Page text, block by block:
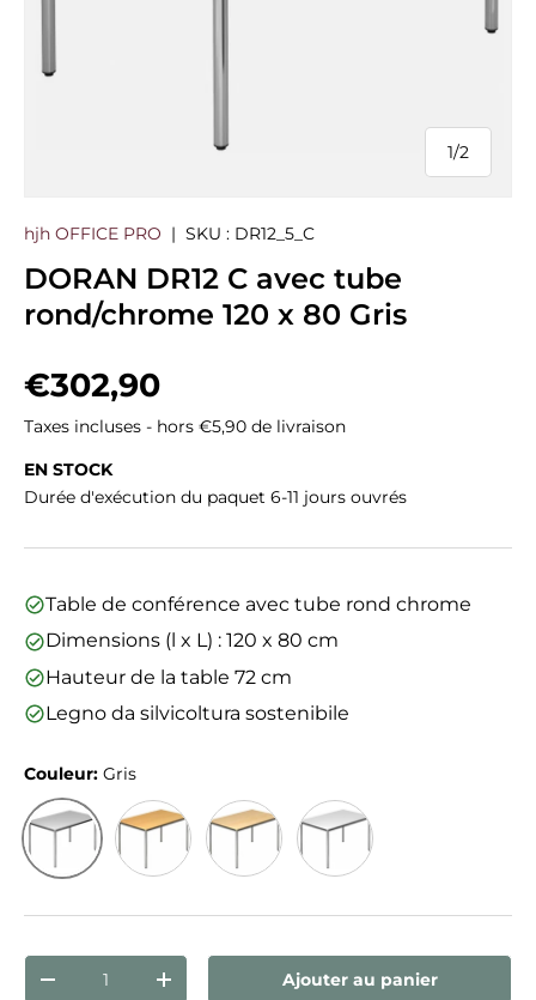
1/
de
2
hjh OFFICE PRO | SKU : DR12_5_C
DORAN DR12 C avec tube
rond/chrome 120 x 80 Gris
Prix habituel
€302,90
Taxes incluses - hors €5,90 de livraison
EN STOCK
Durée d'exécution du paquet 6-11 jours ouvrés
Table de conférence avec tube rond chrome
Dimensions (l x L) : 120 x 80 cm
Hauteur de la table 72 cm
Legno da silvicoltura sostenibile
Couleur: Gris
Gris
Qté
Diminuer la quantitéAugmenter la quantité
Ajouter au panier